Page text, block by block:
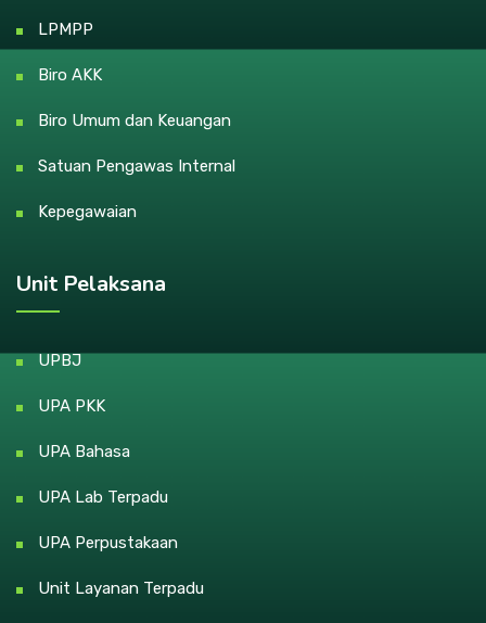
LPMPP
Biro AKK
Biro Umum dan Keuangan
Satuan Pengawas Internal
Kepegawaian
Unit Pelaksana
UPBJ
UPA PKK
UPA Bahasa
UPA Lab Terpadu
UPA Perpustakaan
Unit Layanan Terpadu